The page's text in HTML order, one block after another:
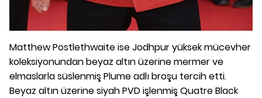
Matthew Postlethwaite ise Jodhpur yüksek mücevher
koleksiyonundan beyaz altın üzerine mermer ve
elmaslarla süslenmiş Plume adlı broşu tercih etti.
Beyaz altın üzerine siyah PVD işlenmiş Quatre Black